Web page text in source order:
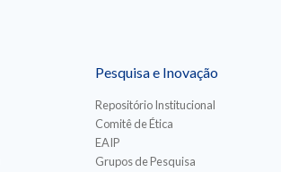
Pesquisa e Inovação
Repositório Institucional
Comitê de Ética
EAIP
Grupos de Pesquisa